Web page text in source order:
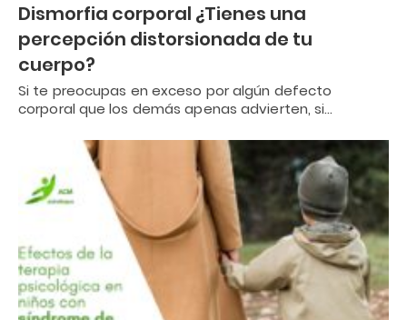
Dismorfia corporal ¿Tienes una
percepción distorsionada de tu
cuerpo?
Si te preocupas en exceso por algún defecto
corporal que los demás apenas advierten, si…